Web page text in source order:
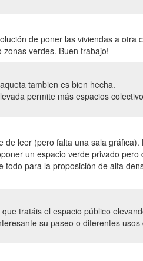
de poner las viviendas a otra
verdes. Buen trabajo!
tambien es bien hecha.
permite más espacios
leer (pero falta una sala gráfica).
un espacio verde privado pero
para la proposición de alta
tratáis el espacio público
su paseo o diferentes usos